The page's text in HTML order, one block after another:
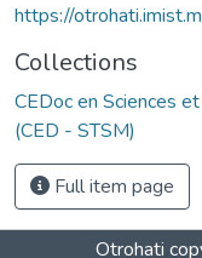
https://
Collections
CEDoc en Sciences
(CED - STSM)
Full item page
Otrohati